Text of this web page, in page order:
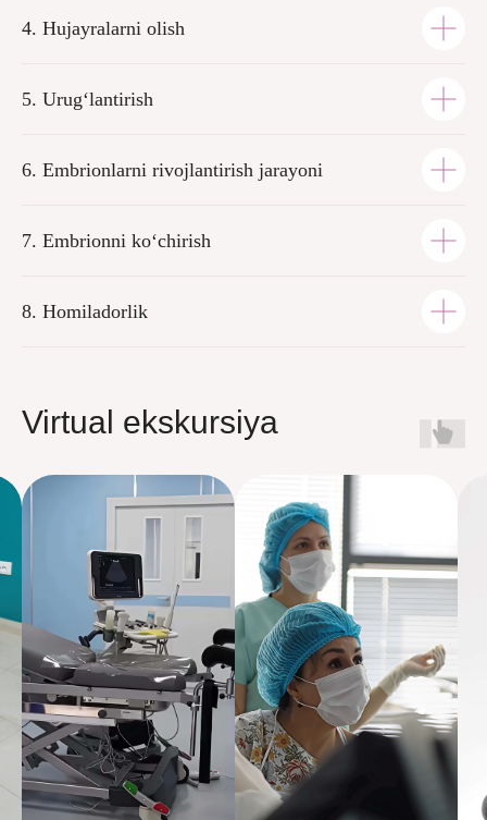
4. Hujayralarni olish
5. Urug‘lantirish
6. Embrionlarni rivojlantirish jarayoni
7. Embrionni ko‘chirish
8. Homiladorlik
Virtual ekskursiya